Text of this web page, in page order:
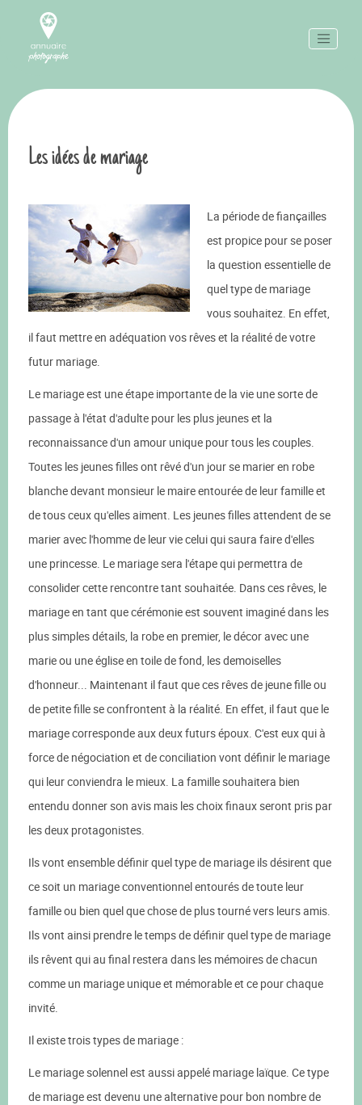
Les idées de mariage
La période de fiançailles
est propice pour se poser
la question essentielle de
quel type de mariage
vous souhaitez. En effet,
il faut mettre en adéquation vos rêves et la réalité de votre
futur mariage.
Le mariage est une étape importante de la vie une sorte de
passage à l'état d'adulte pour les plus jeunes et la
reconnaissance d'un amour unique pour tous les couples.
Toutes les jeunes filles ont rêvé d'un jour se marier en robe
blanche devant monsieur le maire entourée de leur famille et
de tous ceux qu'elles aiment. Les jeunes filles attendent de se
marier avec l'homme de leur vie celui qui saura faire d'elles
une princesse. Le mariage sera l'étape qui permettra de
consolider cette rencontre tant souhaitée. Dans ces rêves, le
mariage en tant que cérémonie est souvent imaginé dans les
plus simples détails, la robe en premier, le décor avec une
marie ou une église en toile de fond, les demoiselles
d'honneur... Maintenant il faut que ces rêves de jeune fille ou
de petite fille se confrontent à la réalité. En effet, il faut que le
mariage corresponde aux deux futurs époux. C'est eux qui à
force de négociation et de conciliation vont définir le mariage
qui leur conviendra le mieux. La famille souhaitera bien
entendu donner son avis mais les choix finaux seront pris par
les deux protagonistes.
Ils vont ensemble définir quel type de mariage ils désirent que
ce soit un mariage conventionnel entourés de toute leur
famille ou bien quel que chose de plus tourné vers leurs amis.
Ils vont ainsi prendre le temps de définir quel type de mariage
ils rêvent qui au final restera dans les mémoires de chacun
comme un mariage unique et mémorable et ce pour chaque
invité.
Il existe trois types de mariage :
Le mariage solennel est aussi appelé mariage laïque. Ce type
de mariage est devenu une alternative pour bon nombre de